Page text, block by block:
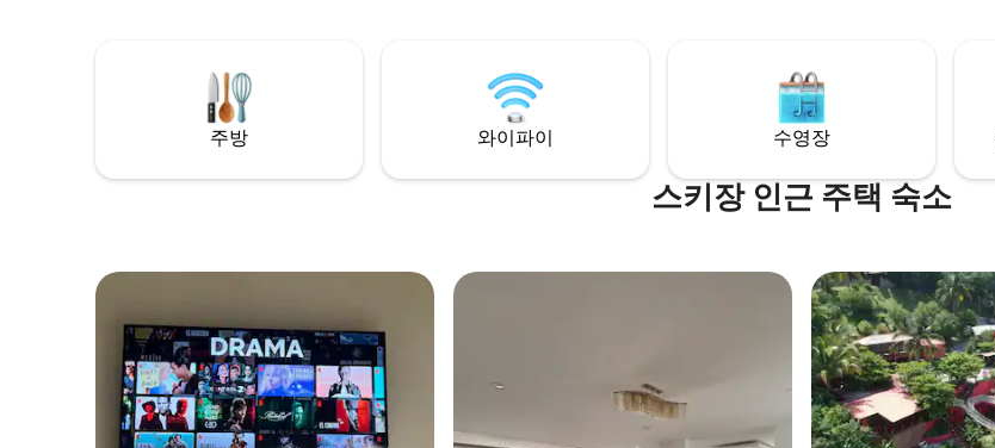
Piscina ❄️ A/C 🌊 Cerca del mar 👉
Envíanos un mensaje con la palabra
DESCUENTO y pregunta por
promociones
acondicionado 🚗 Parqueo 👉Envíanos un
mensaje con la palabra DESCUENTO y
pregunta por promociones
주방 와이파이 수영장
스키장 인근 주택 숙소